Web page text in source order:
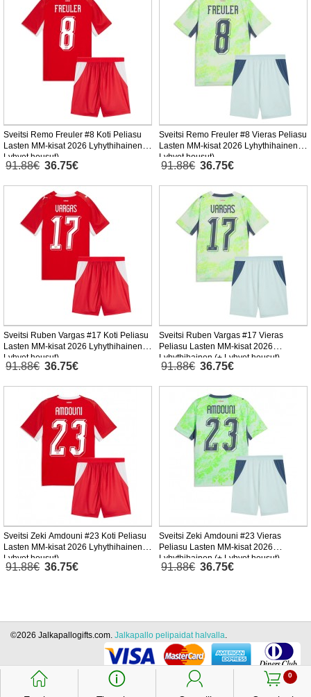
Sveitsi Remo Freuler #8 Koti Peliasu
Lasten MM-kisat 2026 Lyhythihainen (+
Lyhyet housut)
91.88€ 36.75€
Sveitsi Remo Freuler #8 Vieras Peliasu
Lasten MM-kisat 2026 Lyhythihainen (+
Lyhyet housut)
91.88€ 36.75€
Sveitsi Ruben Vargas #17 Koti Peliasu
Lasten MM-kisat 2026 Lyhythihainen (+
Lyhyet housut)
91.88€ 36.75€
Sveitsi Ruben Vargas #17 Vieras
Peliasu Lasten MM-kisat 2026
Lyhythihainen (+ Lyhyet housut)
91.88€ 36.75€
Sveitsi Zeki Amdouni #23 Koti Peliasu
Lasten MM-kisat 2026 Lyhythihainen (+
Lyhyet housut)
91.88€ 36.75€
Sveitsi Zeki Amdouni #23 Vieras
Peliasu Lasten MM-kisat 2026
Lyhythihainen (+ Lyhyet housut)
91.88€ 36.75€
󰃱 󰈢 󰃳 0
󰃦
©2026 Jalkapallogifts.com. Jalkapallo pelipaidat halvalla.